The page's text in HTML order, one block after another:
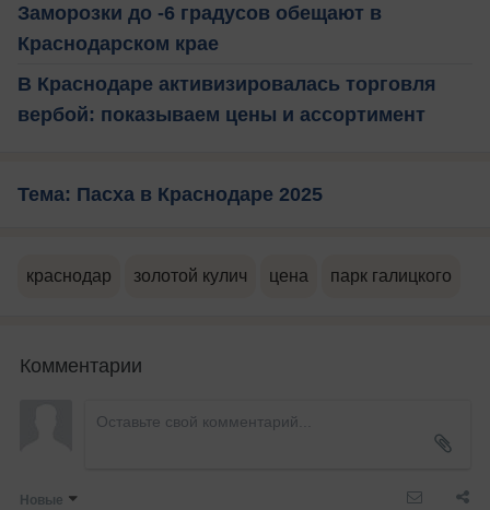
Заморозки до -6 градусов обещают в
Краснодарском крае
В Краснодаре активизировалась торговля
вербой: показываем цены и ассортимент
Тема: Пасха в Краснодаре 2025
краснодар золотой кулич цена парк галицкого
Комментарии
Новые